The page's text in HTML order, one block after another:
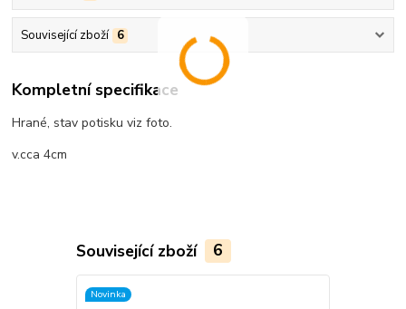
Související zboží 6
Kompletní specifikace
Hrané, stav potisku viz foto.
v.cca 4cm
Související zboží 6
Novinka